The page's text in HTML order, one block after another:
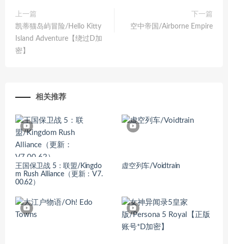
上一篇
凯蒂猫岛屿冒险/Hello Kitty
Island Adventure【绕过D加
密】
下一篇
空中帝国/Airborne Empire
相关推荐
王国保卫战 5：联盟/Kingdo
m Rush Alliance（更新：V7.
00.62）
虚空列车/Voidtrain